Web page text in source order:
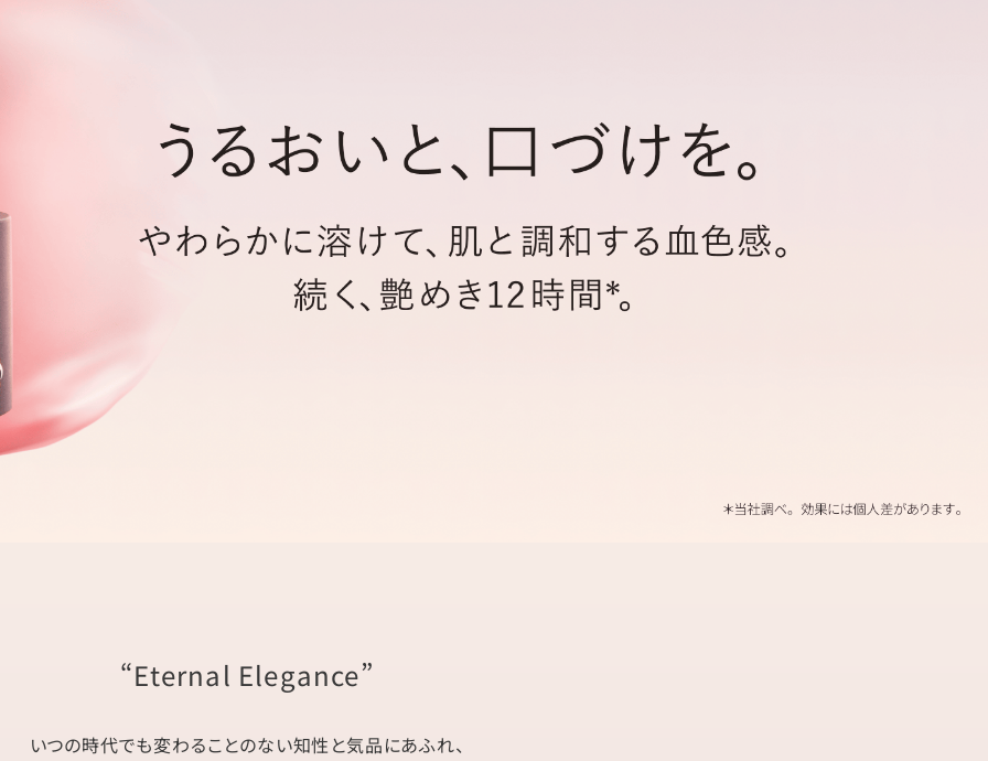
“Eternal Elegance”
いつの時代でも変わることのない知性と気品にあふれ、